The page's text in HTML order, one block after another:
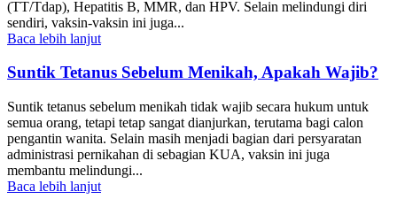
(TT/Tdap), Hepatitis B, MMR, dan HPV. Selain melindungi diri
sendiri, vaksin-vaksin ini juga...
Baca lebih lanjut
Suntik Tetanus Sebelum Menikah, Apakah Wajib?
Suntik tetanus sebelum menikah tidak wajib secara hukum untuk
semua orang, tetapi tetap sangat dianjurkan, terutama bagi calon
pengantin wanita. Selain masih menjadi bagian dari persyaratan
administrasi pernikahan di sebagian KUA, vaksin ini juga
membantu melindungi...
Baca lebih lanjut